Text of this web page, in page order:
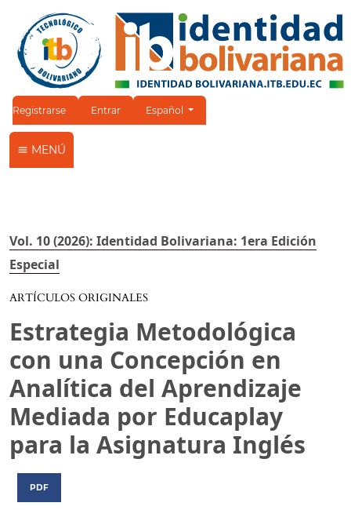
Registrarse Entrar Cambiar el idioma. El idioma actual es:
Español
MENÚ
Vol. 10 (2026): Identidad Bolivariana: 1era Edición
Especial
ARTÍCULOS ORIGINALES
Estrategia Metodológica
con una Concepción en
Analítica del Aprendizaje
Mediada por Educaplay
para la Asignatura Inglés
PDF